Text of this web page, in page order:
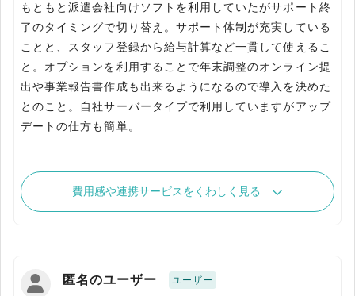
もともと派遣会社向けソフトを利用していたがサポート終
了のタイミングで切り替え。サポート体制が充実している
ことと、スタッフ登録から給与計算など一貫して使えるこ
と。オプションを利用することで年末調整のオンライン提
出や事業報告書作成も出来るようになるので導入を決めた
とのこと。自社サーバータイプで利用していますがアップ
デートの仕方も簡単。
費用感や連携サービスをくわしく見る
匿名のユーザー ユーザー